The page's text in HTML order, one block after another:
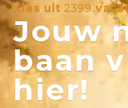
Kies uit2399
Jouw
baan
hier!